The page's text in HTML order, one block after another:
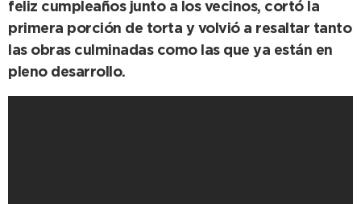
feliz cumpleaños junto a los vecinos, cortó la
primera porción de torta y volvió a resaltar tanto
las obras culminadas como las que ya están en
pleno desarrollo.